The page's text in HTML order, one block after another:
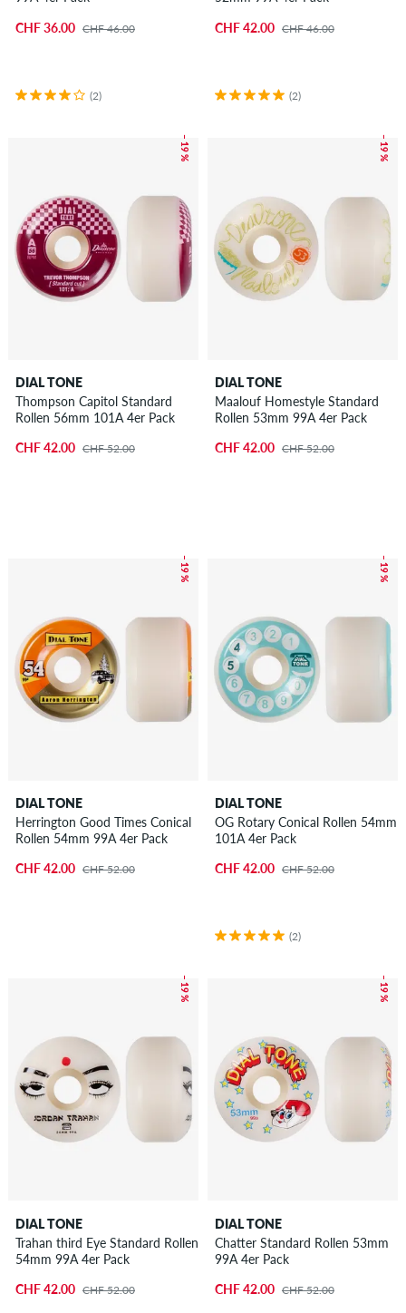
CHF 36.00 CHF 46.00
(2)
CHF 42.00 CHF 46.00
(2)
– 19 %
DIAL TONE
Thompson Capitol Standard
Rollen 56mm 101A 4er Pack
CHF 42.00 CHF 52.00
– 19 %
DIAL TONE
Maalouf Homestyle Standard
Rollen 53mm 99A 4er Pack
CHF 42.00 CHF 52.00
– 19 %
DIAL TONE
Herrington Good Times Conical
Rollen 54mm 99A 4er Pack
CHF 42.00 CHF 52.00
– 19 %
DIAL TONE
OG Rotary Conical Rollen 54mm
101A 4er Pack
CHF 42.00 CHF 52.00
(2)
– 19 %
DIAL TONE
Trahan third Eye Standard Rollen
54mm 99A 4er Pack
CHF 42.00 CHF 52.00
– 19 %
DIAL TONE
Chatter Standard Rollen 53mm
99A 4er Pack
CHF 42.00 CHF 52.00